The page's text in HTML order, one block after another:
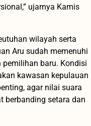
ujarnya Kamis
wilayah serta
Aru sudah memenuhi
baru. Kondisi
kawasan kepulauan
agar nilai suara
berbanding setara dan